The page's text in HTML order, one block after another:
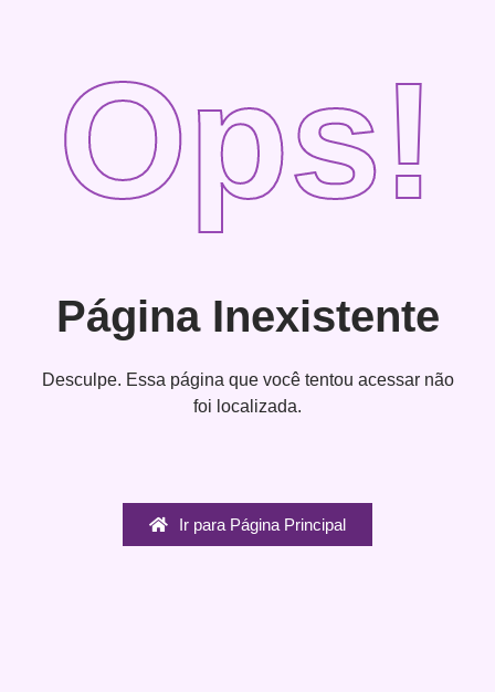
Ops!
Página Inexistente
Desculpe. Essa página que você tentou acessar não
foi localizada.
Ir para Página Principal